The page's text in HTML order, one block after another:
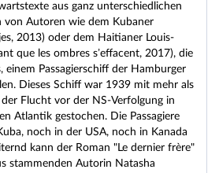
aus ganz unterschiedlichen
von Autoren wie dem Kubaner
2013) oder dem Haitianer Louis-
que les ombres s’effacent, 2017), die
einem Passagierschiff der Hamburger
Dieses Schiff war 1939 mit mehr als
Flucht vor der NS-Verfolgung in
Atlantik gestochen. Die Passagiere
noch in der USA, noch in Kanada
kann der Roman "Le dernier frère"
stammenden Autorin Natasha